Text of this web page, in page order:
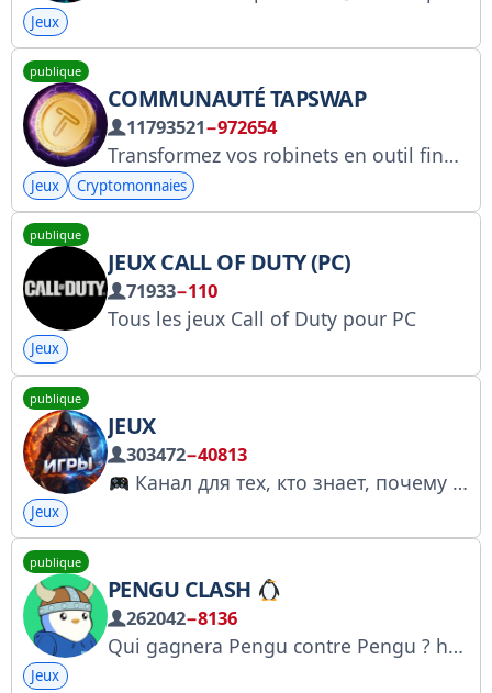
Jeux
publique
COMMUNAUTÉ TAPSWAP
11793521−972654
Transformez vos robinets en outil financier. Rejoignez la collaboration @tapswap_bot - @taping_Guru
Jeux Cryptomonnaies
publique
JEUX CALL OF DUTY (PC)
71933−110
Tous les jeux Call of Duty pour PC
Jeux
publique
JEUX
303472−40813
Канал для тех, кто знает, почему высокий FPS — хорошо, а высокий Ping — плохо!
Jeux
publique
PENGU CLASH
262042−8136
Qui gagnera Pengu contre Pengu ? https://x.com/penguclash?s=21
Jeux